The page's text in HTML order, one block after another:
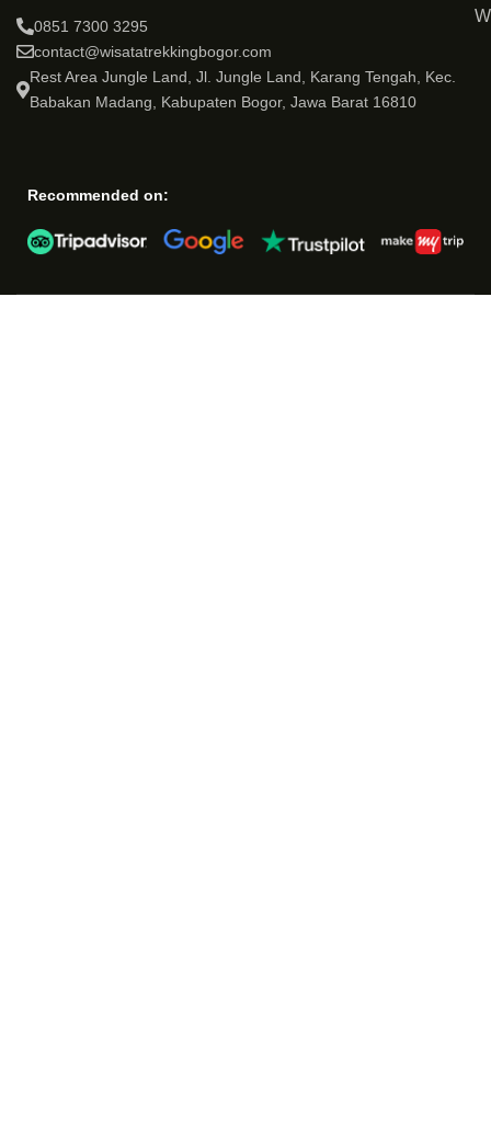
0851 7300 3295
contact@wisatatrekkingbogor.com
Rest Area Jungle Land, Jl. Jungle Land, Karang Tengah, Kec.
Babakan Madang, Kabupaten Bogor, Jawa Barat 16810
Recommended on: